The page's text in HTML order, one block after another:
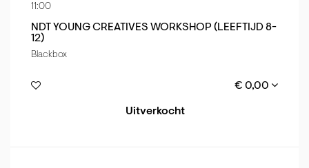
11:00
NDT YOUNG CREATIVES WORKSHOP (LEEFTIJD 8-
12)
Blackbox
€ 0,00
Uitverkocht